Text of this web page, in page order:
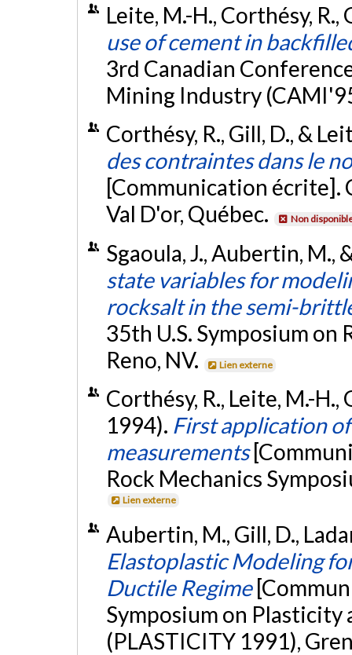
Leite, M.-H., Corthésy, R.,
use of cement in
3rd Canadian
Mining Industry
Corthésy, R., Gill, D., &
des contraintes dans le
[Communication écrite].
Val D'or, Québec.
Non
Sgaoula, J., Aubertin, M.,
state variables for
rocksalt in the semi-
35th U.S. Symposium on
Reno, NV.
Lien externe
Corthésy, R., Leite, M.-H.,
1994). First application
measurements
Rock Mechanics
Lien externe
Aubertin, M., Gill, D.,
Elastoplastic Modeling
Ductile Regime
Symposium on
(PLASTICITY 1991),